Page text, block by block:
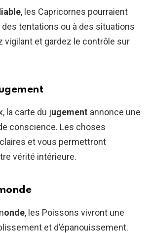
iable, les Capricornes pourraient
tentations ou à des situations
vigilant et gardez le contrôle sur
la carte du jugement annonce une
conscience. Les choses
et vous permettront
vérité intérieure.
onde, les Poissons vivront une
et d’épanouissement.